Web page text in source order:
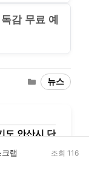
감 무료 예
Categories
뉴스
도 안산시 단
동 독감 무료
크랩 조회 116